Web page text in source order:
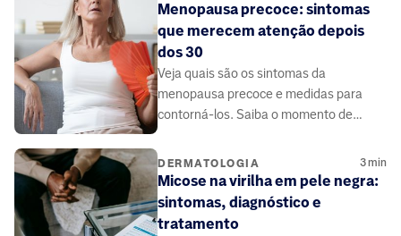
Menopausa precoce: sintomas
que merecem atenção depois
dos 30
Veja quais são os sintomas da
menopausa precoce e medidas para
contorná-los. Saiba o momento de
DERMATOLOGIA 3min
Micose na virilha em pele negra:
sintomas, diagnóstico e
tratamento